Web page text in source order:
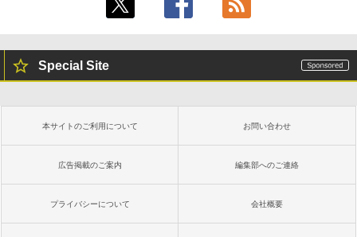
Special Site
本サイトのご利用について お問い合わせ
広告掲載のご案内 編集部へのご連絡
プライバシーについて 会社概要